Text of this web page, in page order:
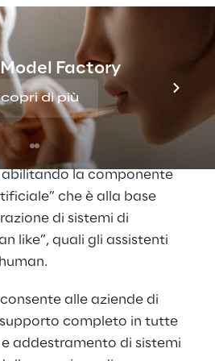
Factory
di più
distribuite e
delle aziende sia
il cliente.
, in particolare, agisce come
di estrarre, tramite
conoscenza,
in forma
la componente
che è alla base
di sistemi di
like”, quali gli assistenti
consente alle aziende di
completo in tutte
e addestramento di sistemi